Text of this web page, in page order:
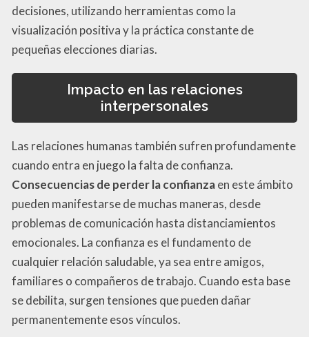
decisiones, utilizando herramientas como la
visualización positiva y la práctica constante de
pequeñas elecciones diarias.
Impacto en las relaciones
interpersonales
Las relaciones humanas también sufren profundamente
cuando entra en juego la falta de confianza.
Consecuencias de perder la confianzaen este ámbito
pueden manifestarse de muchas maneras, desde
problemas de comunicación hasta distanciamientos
emocionales. La confianza es el fundamento de
cualquier relación saludable, ya sea entre amigos,
familiares o compañeros de trabajo. Cuando esta base
se debilita, surgen tensiones que pueden dañar
permanentemente esos vínculos.